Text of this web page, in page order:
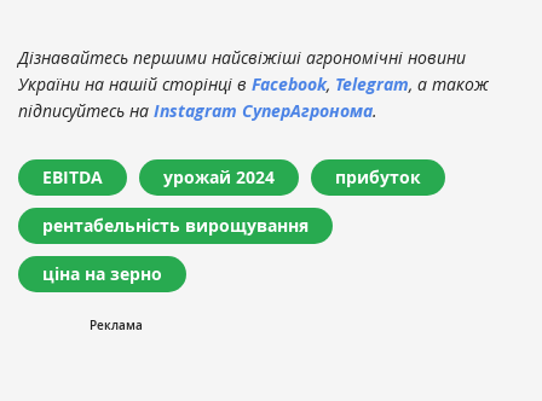
Дізнавайтесь першими найсвіжіші агрономічні новини
України на нашій сторінці в Facebook, Telegram, а також
підписуйтесь на Instagram СуперАгронома.
EBITDA урожай 2024 прибуток
рентабельність вирощування
ціна на зерно